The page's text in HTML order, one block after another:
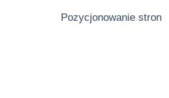
Pozycjonowanie stron